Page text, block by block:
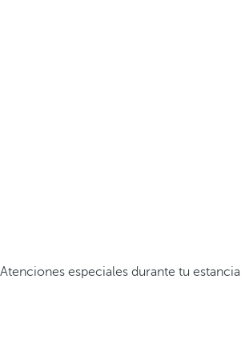
Atenciones especiales durante tu estancia